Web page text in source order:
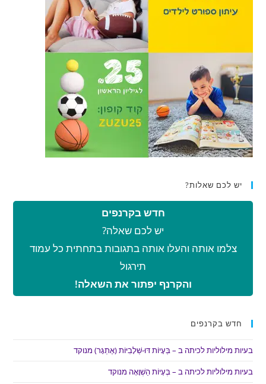
יש לכם שאלות?
חדש בקרנפים
יש לכם שאלה?
צלמו אותה והעלו אותה בתגובות בתחתית כל עמוד
תירגול
והקרנף יפתור את השאלה!
חדש בקרנפים
בעיות מילוליות לכיתה ב – בְּעָיוֹת דּוּ-שְׁלָבִיּוֹת (אֶתְגָּר) מנוקד
בעיות מילוליות לכיתה ב – בְּעָיוֹת הַשְׁוָאָה מנוקד